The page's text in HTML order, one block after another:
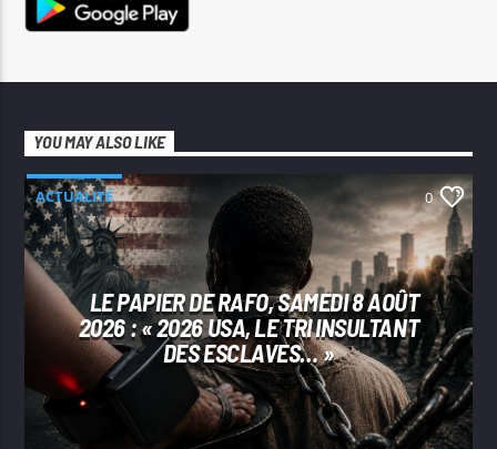
YOU MAY ALSO LIKE
ACTUALITÉ 0
LE PAPIER DE RAFO, SAMEDI 8 AOÛT
2026 : « 2026 USA, LE TRI INSULTANT
DES ESCLAVES… »